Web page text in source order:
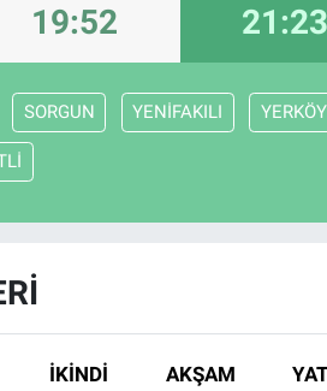
19:52 21:23
SORGUN YENİFAKILI YERKÖY
İKINDI AKŞAM